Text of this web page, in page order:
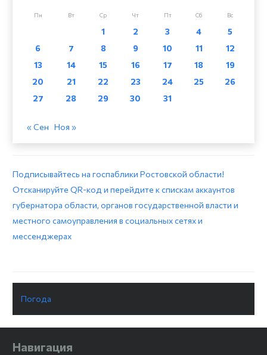
Пн Вт Ср Чт Пт Сб Вс
1 2 3 4
5
6
7 8 9 10 11
12
13
14 15 16 17 18
19
20
21 22 23 24 25
26
27
28 29 30 31
« Сен Ноя »
Подписывайтесь на госпаблики Ростовской области!
Отсканируйте QR-код и перейдите к спискам аккаунтов
губернатора области, органов государственной власти и
местного самоуправления в социальных сетях и
мессенджерах
Погода
Навигация